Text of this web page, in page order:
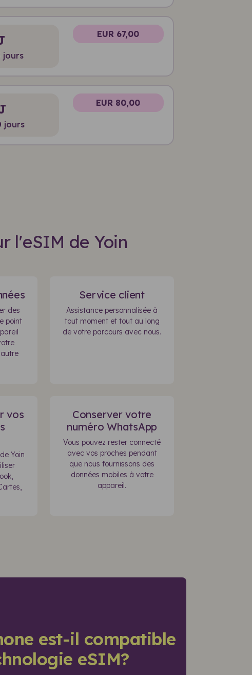
jours
EUR 67,00
jours
EUR 80,00
l'eSIM de Yoin
des
point
Service client
Assistance personnalisée à
tout moment et tout au long
de votre parcours avec nous.
vos
Yoin
Conserver votre
numéro WhatsApp
Vous pouvez rester connecté
avec vos proches pendant
que nous fournissons des
données mobiles à votre
appareil.
est-il compatible
eSIM?